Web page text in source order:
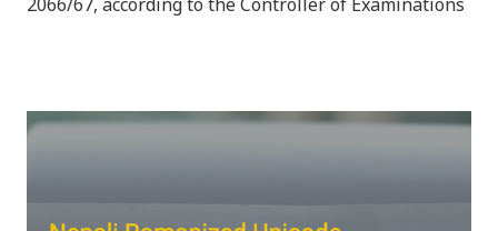
Download the file and search your ‘symbol number’.
can follow THT (symbol no. and birth date required).